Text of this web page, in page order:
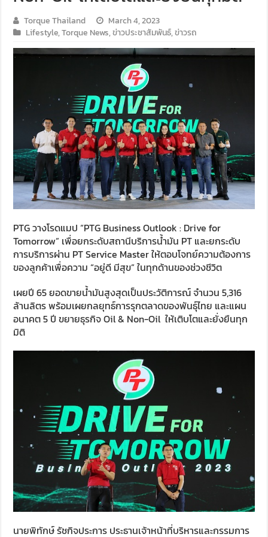
Torque Thailand
March 4, 2023
Lifestyle,Torque News,ข่าวประชาสัมพันธ์,ข่าวรถ
PTG วางโรดแมป “PTG Business Outlook : Drive for
Tomorrow” เพื่อยกระดับสถานีบริการน้ำมัน PT และยกระดับ
การบริการผ่าน PT Service Master ให้ตอบโจทย์ความต้องการ
ของลูกค้าเพื่อความ “อยู่ดี มีสุข” ในทุกด้านของช่วงชีวิต
เผยปี 65 ยอดขายน้ำมันสูงสุดเป็นประวัติการณ์ จำนวน 5,316
ล้านลิตร พร้อมเผยกลยุทธ์การรุกตลาดของพันธุ์ไทย และแผน
อนาคต 5 ปี ขยายธุรกิจ Oil & Non-Oil ให้เติบโตและยั่งยืนทุก
มิติ
นายพิทักษ์ รัชกิจประการ ประธานเจ้าหน้าที่บริหารและกรรมการ